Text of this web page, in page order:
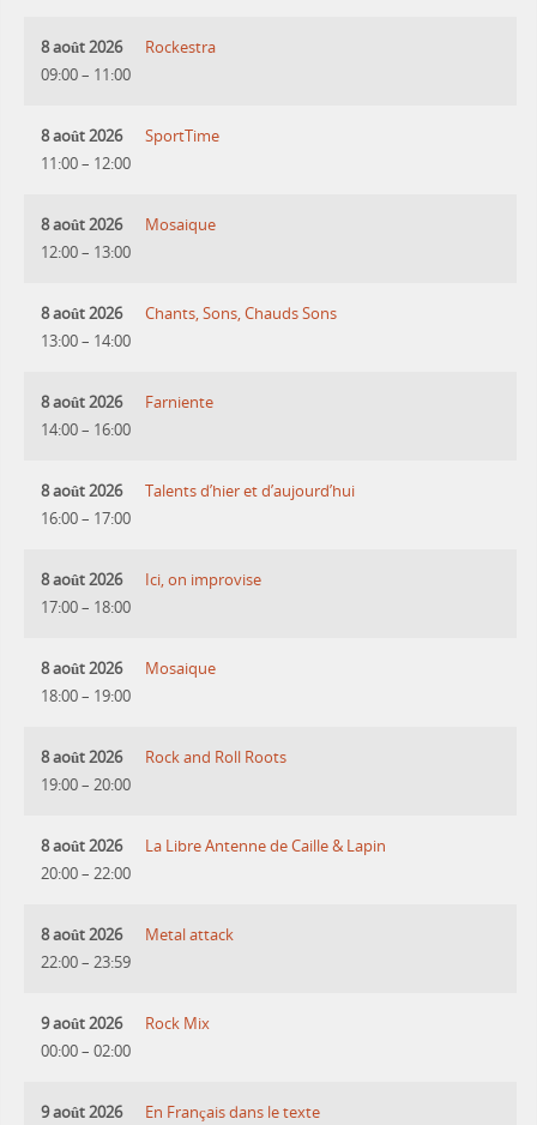
8 août 2026
09:00– 11:00
Rockestra
8 août 2026
11:00– 12:00
SportTime
8 août 2026
12:00– 13:00
Mosaique
8 août 2026
13:00– 14:00
Chants, Sons, Chauds Sons
8 août 2026
14:00– 16:00
Farniente
8 août 2026
16:00– 17:00
Talents d’hier et d’aujourd’hui
8 août 2026
17:00– 18:00
Ici, on improvise
8 août 2026
18:00– 19:00
Mosaique
8 août 2026
19:00– 20:00
Rock and Roll Roots
8 août 2026
20:00– 22:00
La Libre Antenne de Caille & Lapin
8 août 2026
22:00– 23:59
Metal attack
9 août 2026
00:00– 02:00
Rock Mix
9 août 2026
En Français dans le texte